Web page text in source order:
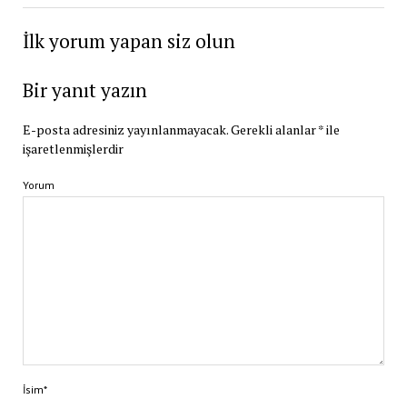
İlk yorum yapan siz olun
Bir yanıt yazın
E-posta adresiniz yayınlanmayacak.Gerekli alanlar*ile
işaretlenmişlerdir
Yorum
İsim*